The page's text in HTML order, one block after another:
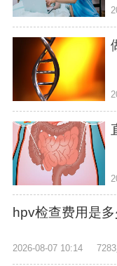
hpv检查费用是
2026-08-07 10:14